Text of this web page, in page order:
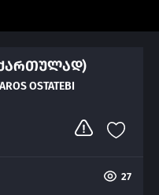
OSTATEBI
27